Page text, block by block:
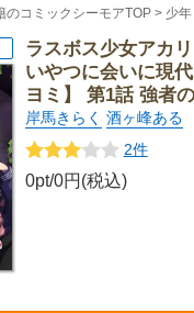
のコミックシーモアTOP 少
ラスボス少女アカ
いやつに会いに現
ヨミ】 第1話 強者
岸馬きらく 酒ヶ峰ある
2件
0pt/0円(税込)